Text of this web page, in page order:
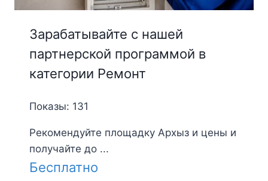
Зарабатывайте с нашей
партнерской программой в
категории Ремонт
Показы: 131
Рекомендуйте площадку Архыз и цены и
получайте до ...
Бесплатно